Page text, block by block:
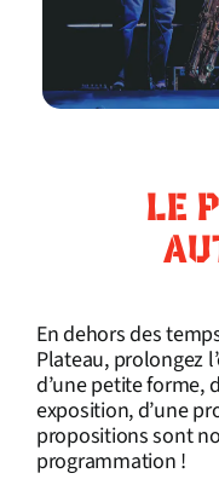
LE
En dehors des
Plateau, prolongez
d’une petite forme,
exposition, d’une
propositions sont
programmation !